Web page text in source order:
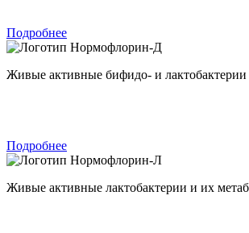
Подробнее
Нормофлорин-Д
Живые активные бифидо- и
Подробнее
Нормофлорин-Л
Живые активные лактобактерии и их